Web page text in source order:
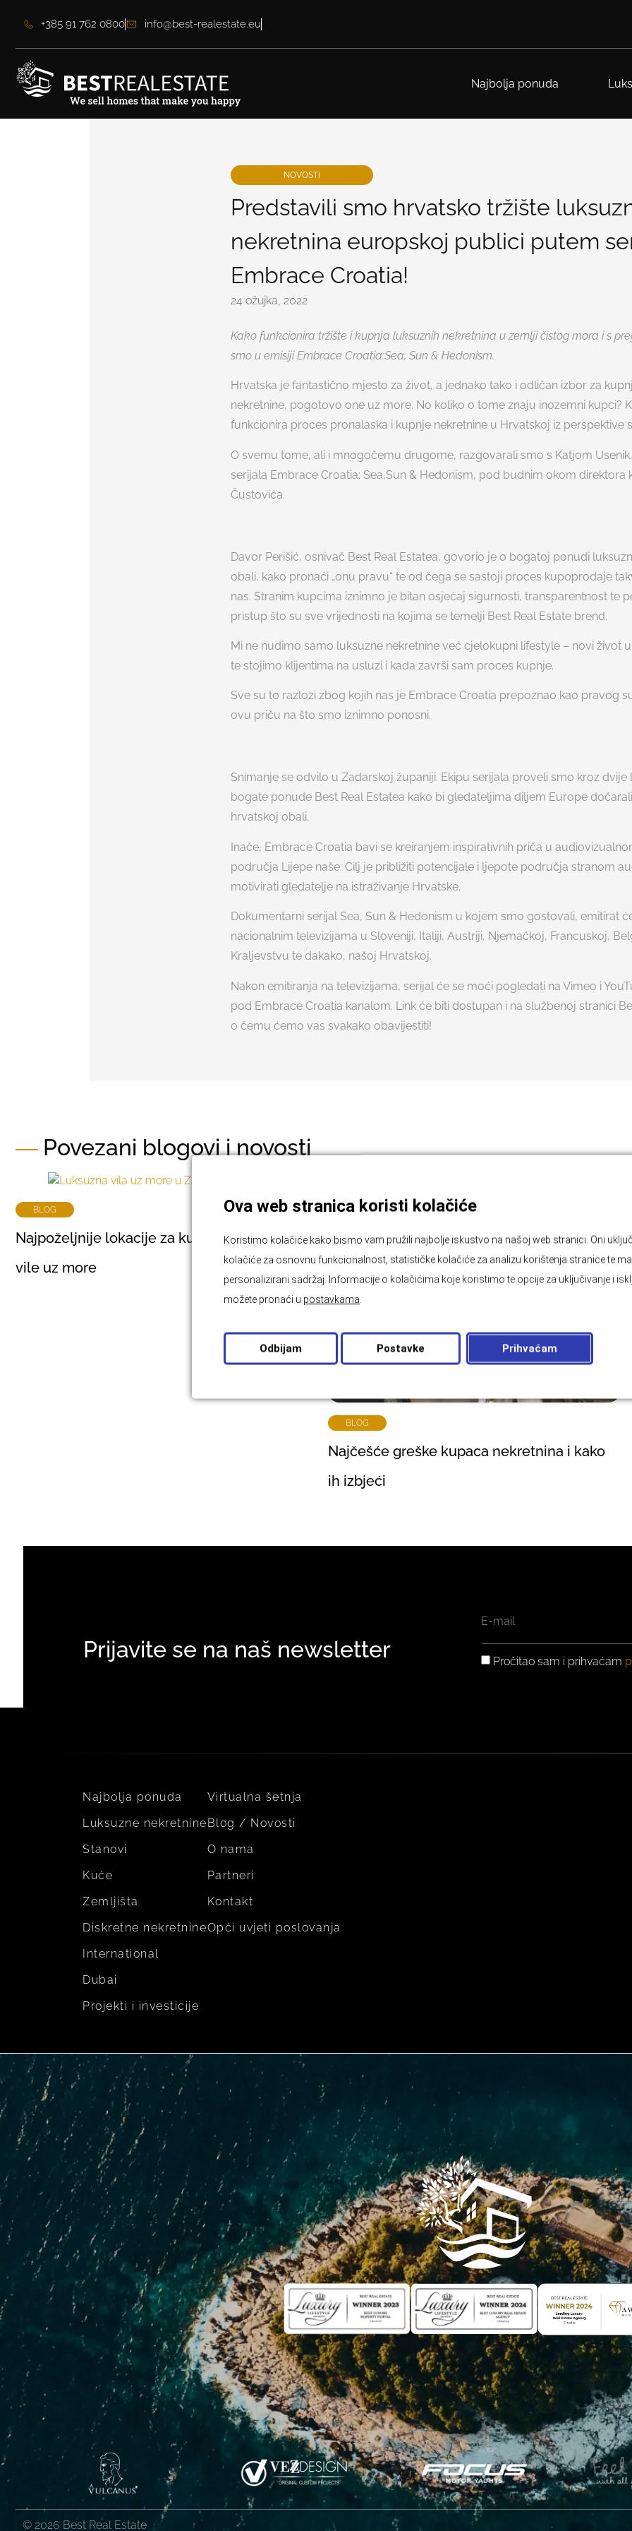
+385 91 762 0800 info@best-realestate.eu
Najbolja ponuda
NOVOSTI
Predstavili smo hrvatsko tržište
nekretnina europskoj publici putem
Embrace Croatia!
24 ožujka, 2022
Kako funkcionira tržište i kupnja luksuznih nekretnina u zemlji čistog mora i s
smo u emisiji Embrace Croatia:Sea, Sun & Hedonism.
Hrvatska je fantastično mjesto za život, a jednako tako i odličan izbor za
nekretnine, pogotovo one uz more. No koliko o tome znaju inozemni kupci?
funkcionira proces pronalaska i kupnje nekretnine u Hrvatskoj iz perspektive
O svemu tome, ali i mnogočemu drugome, razgovarali smo s Katjom
serijala Embrace Croatia: Sea,Sun & Hedonism, pod budnim okom direktora
Čustovića.
Davor Perišić, osnivač Best Real Estatea, govorio je o bogatoj ponudi
obali, kako pronaći „onu pravu“ te od čega se sastoji proces kupoprodaje
nas. Stranim kupcima iznimno je bitan osjećaj sigurnosti, transparentnost te
pristup što su sve vrijednosti na kojima se temelji Best Real Estate brend.
Mi ne nudimo samo luksuzne nekretnine već cjelokupni lifestyle – novi život
te stojimo klijentima na usluzi i kada završi sam proces kupnje.
Sve su to razlozi zbog kojih nas je Embrace Croatia prepoznao kao pravog
ovu priču na što smo iznimno ponosni.
Snimanje se odvilo u Zadarskoj županiji. Ekipu serijala proveli smo kroz dvije
bogate ponude Best Real Estatea kako bi gledateljima diljem Europe
hrvatskoj obali.
Inače, Embrace Croatia bavi se kreiranjem inspirativnih priča u
područja Lijepe naše. Cilj je približiti potencijale i ljepote područja stranom
motivirati gledatelje na istraživanje Hrvatske.
Dokumentarni serijal Sea, Sun & Hedonism u kojem smo gostovali, emitirat
nacionalnim televizijama u Sloveniji, Italiji, Austriji, Njemačkoj, Francuskoj,
Kraljevstvu te dakako, našoj Hrvatskoj.
Nakon emitiranja na televizijama, serijal će se moći pogledati na Vimeo i
pod Embrace Croatia kanalom. Link će biti dostupan i na službenoj stranici
o čemu ćemo vas svakako obavijestiti!
Povezani blogovi i novosti
BLOG
Najpoželjnije lokacije za kupnju luksuzne
vile uz more
BLOG
Najčešće greške kupaca nekretnina i kako
ih izbjeći
Prijavite se na naš newsletter
GDPR
Pročitao sam i prihvaćam
Najbolja ponuda
Luksuzne nekretnine
Stanovi
Kuće
Zemljišta
Diskretne nekretnine
International
Dubai
Projekti i investicije
Virtualna šetnja
Blog / Novosti
O nama
Partneri
Kontakt
Opći uvjeti poslovanja
© 2026 Best Real Estate
Ova web stranica koristi kolačiće
Koristimo kolačiće kako bismo vam pružili najbolje iskustvo na našoj web stranici. Oni
kolačiće za osnovnu funkcionalnost, statističke kolačiće za analizu korištenja stranice te
personalizirani sadržaj. Informacije o kolačićima koje koristimo te opcije za uključivanje i
možete pronaći u postavkama
Prihvaćam
Odbijam Postavke